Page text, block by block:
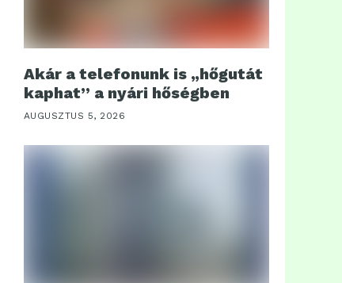
Akár a telefonunk is „hőgutát
kaphat” a nyári hőségben
AUGUSZTUS 5, 2026